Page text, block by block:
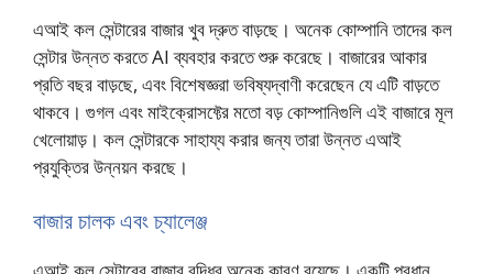
এআই কল সেন্টারের বাজার খুব দ্রুত বাড়ছে। অনেক কোম্পানি তাদের কল
সেন্টার উন্নত করতে AI ব্যবহার করতে শুরু করেছে। বাজারের আকার
প্রতি বছর বাড়ছে, এবং বিশেষজ্ঞরা ভবিষ্যদ্বাণী করেছেন যে এটি বাড়তে
থাকবে। গুগল এবং মাইক্রোসফ্টের মতো বড় কোম্পানিগুলি এই বাজারে মূল
খেলোয়াড়। কল সেন্টারকে সাহায্য করার জন্য তারা উন্নত এআই
প্রযুক্তির উন্নয়ন করছে।
বাজার চালক এবং চ্যালেঞ্জ